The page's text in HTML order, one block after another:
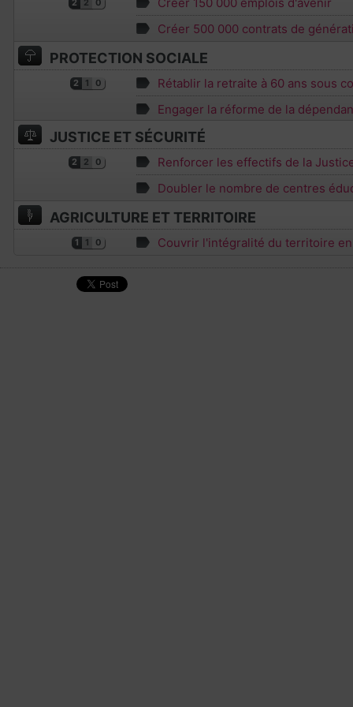
2 2 0
Créer 500 000 contrats de
PROTECTION SOCIALE
2 1 0
Rétablir la retraite à 60 ans sous
Engager la réforme de la
JUSTICE ET SÉCURITÉ
2 2 0
Renforcer les effectifs de la
Doubler le nombre de centres
AGRICULTURE ET TERRITOIRE
1 1 0 Couvrir l'intégralité du territoire